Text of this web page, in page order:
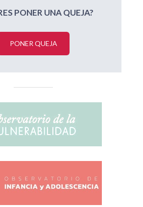
PONER UNA QUEJA?
PONER QUEJA